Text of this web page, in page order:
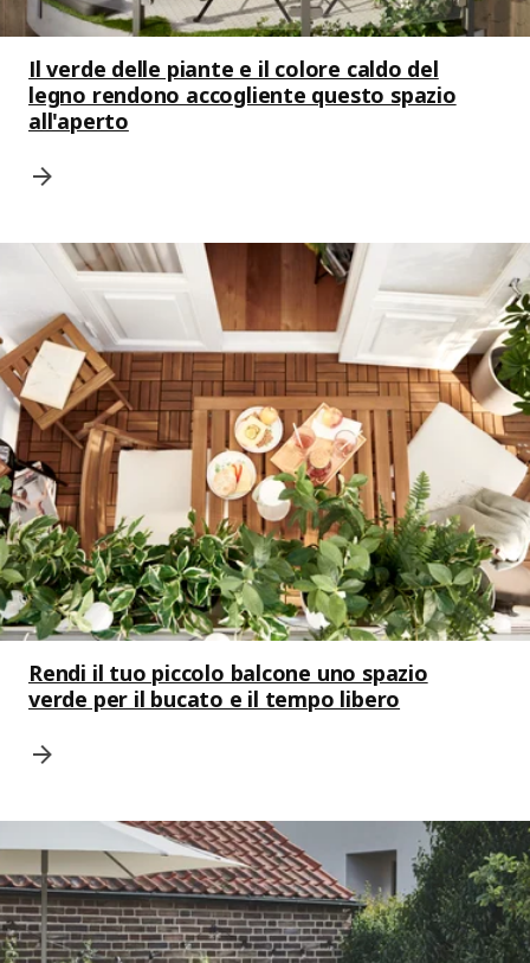
Il verde delle piante e il colore caldo del
legno rendono accogliente questo spazio
all'aperto
Rendi il tuo piccolo balcone uno spazio
verde per il bucato e il tempo libero